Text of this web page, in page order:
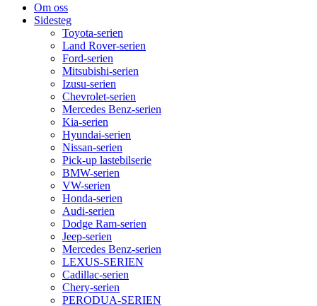
Om oss
Sidesteg
Toyota-serien
Land Rover-serien
Ford-serien
Mitsubishi-serien
Izusu-serien
Chevrolet-serien
Mercedes Benz-serien
Kia-serien
Hyundai-serien
Nissan-serien
Pick-up lastebilserie
BMW-serien
VW-serien
Honda-serien
Audi-serien
Dodge Ram-serien
Jeep-serien
Mercedes Benz-serien
LEXUS-SERIEN
Cadillac-serien
Chery-serien
PERODUA-SERIEN